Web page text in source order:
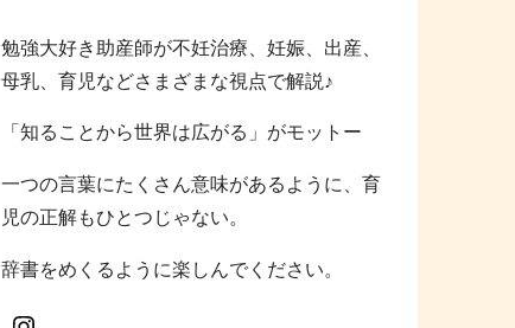
勉強大好き助産師が不妊治療、妊娠、出産、
母乳、育児などさまざまな視点で解説♪
「知ることから世界は広がる」がモットー
一つの言葉にたくさん意味があるように、育
児の正解もひとつじゃない。
辞書をめくるように楽しんでください。